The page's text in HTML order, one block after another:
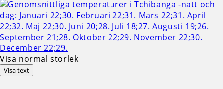
Visa normal storlek
Visa text